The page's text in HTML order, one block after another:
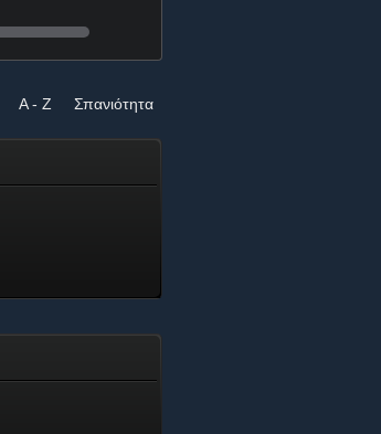
A - Z Σπανιότητα